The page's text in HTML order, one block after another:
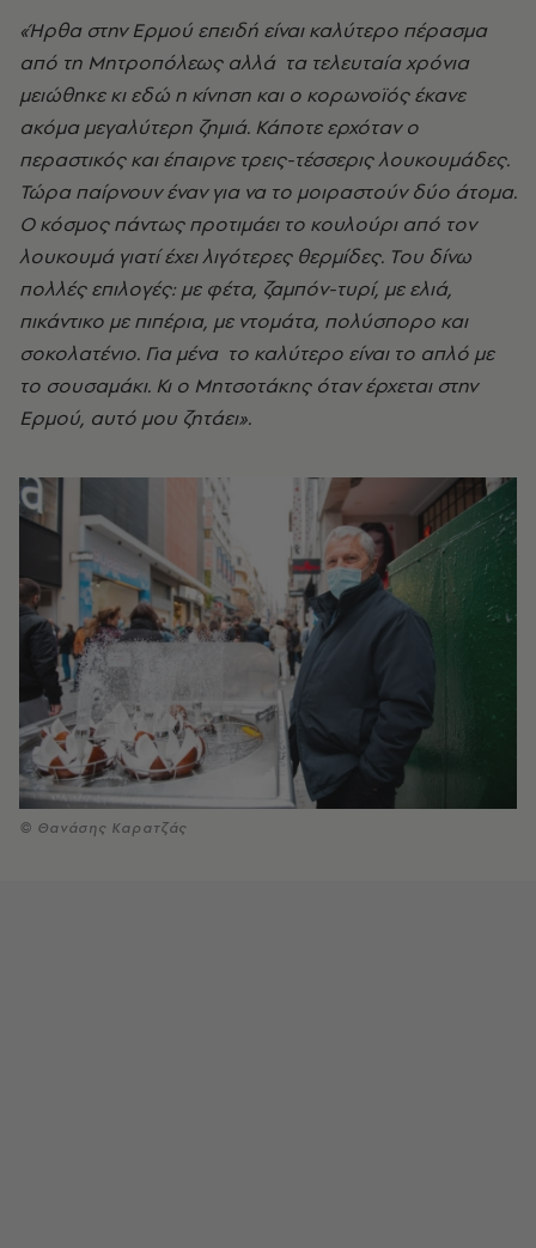
«Ήρθα στην Ερμού επειδή είναι καλύτερο πέρασμα
από τη Μητροπόλεως αλλά τα τελευταία χρόνια
μειώθηκε κι εδώ η κίνηση και ο κορωνοϊός έκανε
ακόμα μεγαλύτερη ζημιά. Κάποτε ερχόταν ο
περαστικός και έπαιρνε τρεις-τέσσερις λουκουμάδες.
Τώρα παίρνουν έναν για να το μοιραστούν δύο άτομα.
Ο κόσμος πάντως προτιμάει το κουλούρι από τον
λουκουμά γιατί έχει λιγότερες θερμίδες. Του δίνω
πολλές επιλογές: με φέτα, ζαμπόν-τυρί, με ελιά,
πικάντικο με πιπέρια, με ντομάτα, πολύσπορο και
σοκολατένιο. Για μένα το καλύτερο είναι το απλό με
το σουσαμάκι. Κι ο Μητσοτάκης όταν έρχεται στην
Ερμού, αυτό μου ζητάει».
© Θανάσης Καρατζάς